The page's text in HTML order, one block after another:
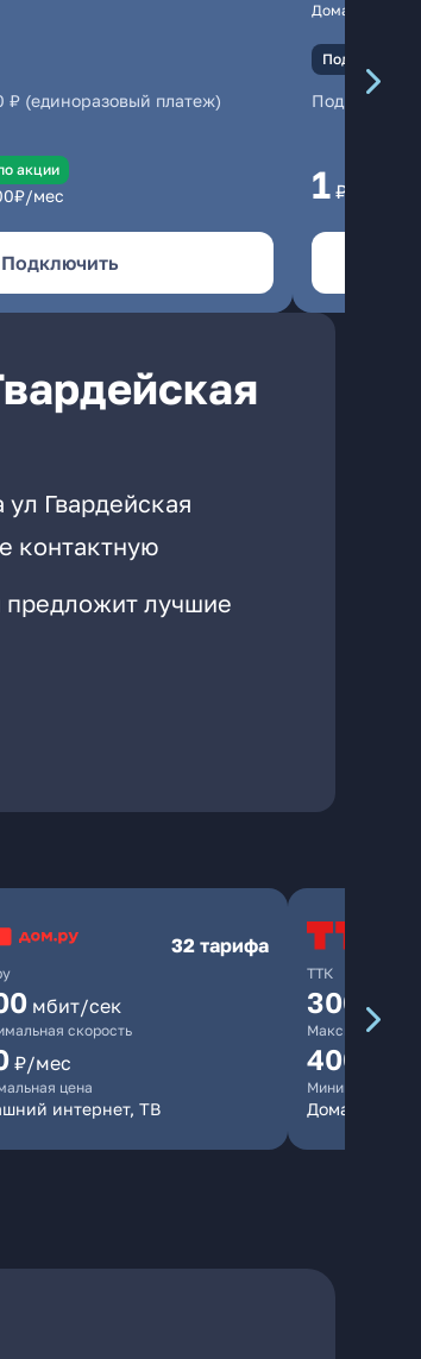
₽ (единоразовый платеж)
акции
₽/мес
Подключить
Домашний
Подключение
1 ₽/мес
Гвардейская
контактную
предложит лучшие
32 тарифа
мбит/сек
скорость
₽/мес
цена
интернет, ТВ
ТТК
300
Максимальная
400
Минимальная
Домашний